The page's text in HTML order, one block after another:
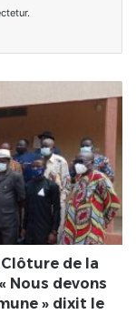
Clôture de la
Nous devons
» dixit le